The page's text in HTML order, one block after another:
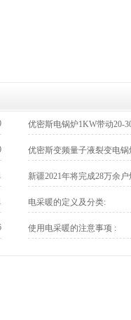
优密斯电锅炉1KW带动20-
优密斯变频量子液裂变电锅
新疆2021年将完成28万余
电采暖的定义及分类:
使用电采暖的注意事项 :